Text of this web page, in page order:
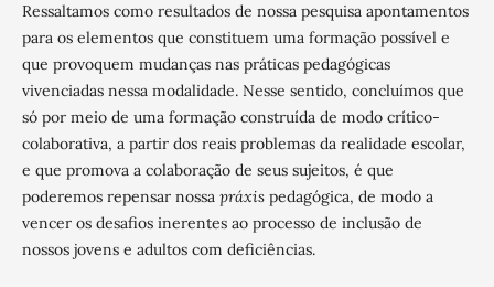
Ressaltamos como resultados de nossa pesquisa apontamentos
para os elementos que constituem uma formação possível e
que provoquem mudanças nas práticas pedagógicas
vivenciadas nessa modalidade. Nesse sentido, concluímos que
só por meio de uma formação construída de modo crítico-
colaborativa, a partir dos reais problemas da realidade escolar,
e que promova a colaboração de seus sujeitos, é que
poderemos repensar nossa práxis pedagógica, de modo a
vencer os desafios inerentes ao processo de inclusão de
nossos jovens e adultos com deficiências.